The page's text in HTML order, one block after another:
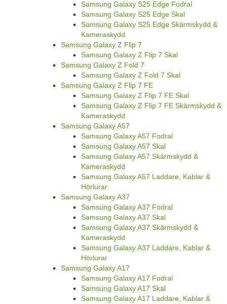
Samsung Galaxy S25 Edge Fodral
Samsung Galaxy S25 Edge Skal
Samsung Galaxy S25 Edge Skärmskydd &
Kameraskydd
Samsung Galaxy Z Flip 7
Samsung Galaxy Z Flip 7 Skal
Samsung Galaxy Z Fold 7
Samsung Galaxy Z Fold 7 Skal
Samsung Galaxy Z Flip 7 FE
Samsung Galaxy Z Flip 7 FE Skal
Samsung Galaxy Z Flip 7 FE Skärmskydd &
Kameraskydd
Samsung Galaxy A57
Samsung Galaxy A57 Fodral
Samsung Galaxy A57 Skal
Samsung Galaxy A57 Skärmskydd &
Kameraskydd
Samsung Galaxy A57 Laddare, Kablar &
Hörlurar
Samsung Galaxy A37
Samsung Galaxy A37 Fodral
Samsung Galaxy A37 Skal
Samsung Galaxy A37 Skärmskydd &
Kameraskydd
Samsung Galaxy A37 Laddare, Kablar &
Hörlurar
Samsung Galaxy A17
Samsung Galaxy A17 Fodral
Samsung Galaxy A17 Skal
Samsung Galaxy A17 Laddare, Kablar &